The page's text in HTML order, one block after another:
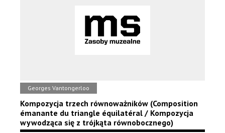
Georges Vantongerloo
Kompozycja trzech równoważników (Composition
émanante du triangle équilatéral / Kompozycja
wywodząca się z trójkąta równobocznego)